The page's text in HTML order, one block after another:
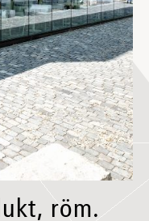
röm.